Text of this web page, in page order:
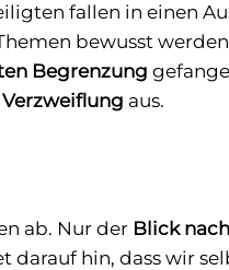
fallen in einen
bewusst
Begrenzung
Verzweiflung aus.
ab. Nur der Blick
darauf hin, dass wir